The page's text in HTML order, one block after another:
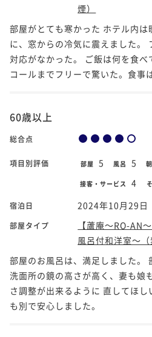
煙）
部屋がとても寒かった ホテル内
に、窓からの冷気に震えました。
対応がなかった。 ご飯は何を食
コールまでフリーで驚いた。食事
60歳以上
総合点
項目別評価 部屋 5 風呂 5
接客・サービス 4
宿泊日 2024年10月29日
部屋タイプ
【蘆庵～RO-AN
風呂付和洋室～（
部屋のお風呂は、満足しました。
洗面所の鏡の高さが高く、妻も娘
さ調整が出来るように 直してほ
も別で安心しました。